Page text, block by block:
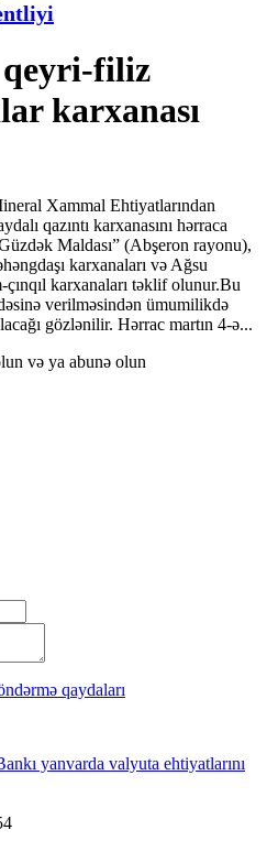
filiz
karxanası
Xammal Ehtiyatlarından
qazıntı karxanasını hərraca
Maldası” (Abşeron rayonu),
karxanaları və Ağsu
karxanaları təklif olunur.Bu
verilməsindən ümumilikdə
gözlənilir. Hərrac martın 4-ə...
və ya abunə olun
qaydaları